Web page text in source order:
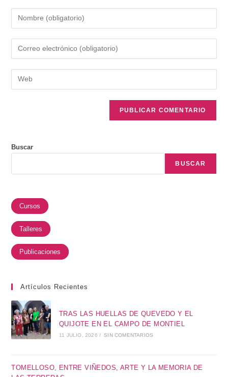
Buscar
BUSCAR
Cursos
Talleres
Publicaciones
Artículos Recientes
TRAS LAS HUELLAS DE QUEVEDO Y EL
QUIJOTE EN EL CAMPO DE MONTIEL
11 JULIO, 2026 / SIN COMENTARIOS
TOMELLOSO, ENTRE VIÑEDOS, ARTE Y LA MEMORIA DE